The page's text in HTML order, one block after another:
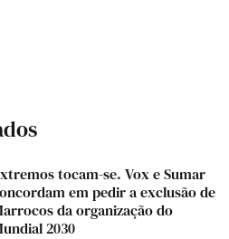
tocam-se. Vox e Sumar
em pedir a exclusão de
da organização do
2030